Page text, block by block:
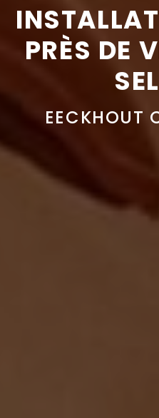
PRÈS DE
EECKHOUT